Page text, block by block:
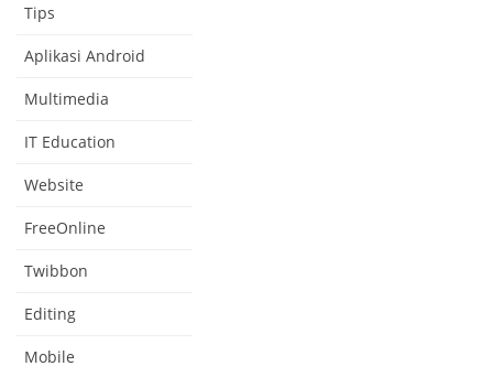
Tips
Aplikasi Android
Multimedia
IT Education
Website
FreeOnline
Twibbon
Editing
Mobile